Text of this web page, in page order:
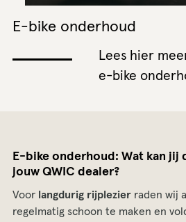
E-bike onderhoud
Lees hier
e-bike
E-bike onderhoud: Wat kan jij
jouw QWIC dealer?
Voor langdurig rijplezier raden wij
regelmatig schoon te maken en